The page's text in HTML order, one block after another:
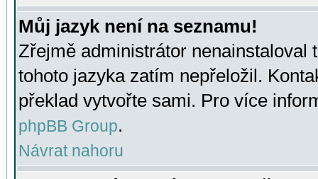
Můj jazyk není na seznamu!
Zřejmě administrátor nenainstaloval
tohoto jazyka zatím nepřeložil.
překlad vytvořte sami. Pro více
phpBB Group.
Návrat nahoru